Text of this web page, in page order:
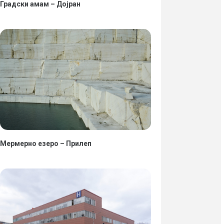
Градски амам – Дојран
Мермерно езеро – Прилеп